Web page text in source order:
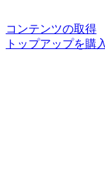
コンテンツの取得
トップアップを購